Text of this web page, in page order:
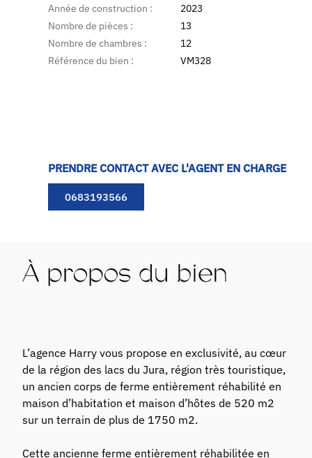
Année de construction :
Nombre de pièces :
Nombre de chambres :
Référence du bien :
2023
13
12
VM328
PRENDRE CONTACT AVEC L'AGENT EN CHARGE
0683193566
À propos du bien
L’agence Harry vous propose en exclusivité, au cœur
de la région des lacs du Jura, région très touristique,
un ancien corps de ferme entièrement réhabilité en
maison d’habitation et maison d’hôtes de 520 m2
sur un terrain de plus de 1750 m2.
Cette ancienne ferme entièrement réhabilitée en